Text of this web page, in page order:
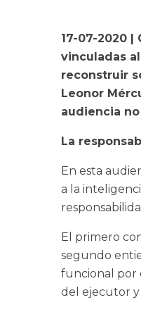
17-07-2020
vinculadas
reconstruir
Leonor
audiencia
La
En esta
a la
El primero
segundo
funcional por
del ejecutor y